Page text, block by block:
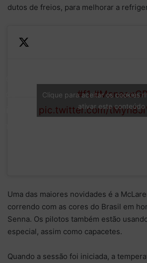
dutos de freios, para melhorar a
Mónaco#f1 #MonacoGP
pic.twitter.com/
Clique para aceitar os cookies
ativar este conteúdo
Uma das maiores novidades é a
correndo com as cores do Brasil em
Senna. Os pilotos também estão
especial, assim como capacetes.
Quando a sessão foi iniciada, a